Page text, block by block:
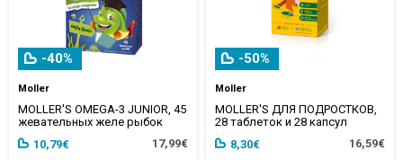
-40%
Moller
MOLLER'S OMEGA-3 JUNIOR, 45
жевательных желе рыбок
10,79€
17,99€
-50%
Moller
MOLLER'S ДЛЯ ПОДРОСТКОВ,
28 таблеток и 28 капсул
8,30€
16,59€